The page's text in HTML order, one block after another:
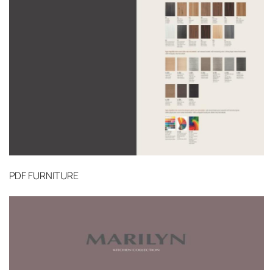
PDFFURNITURE